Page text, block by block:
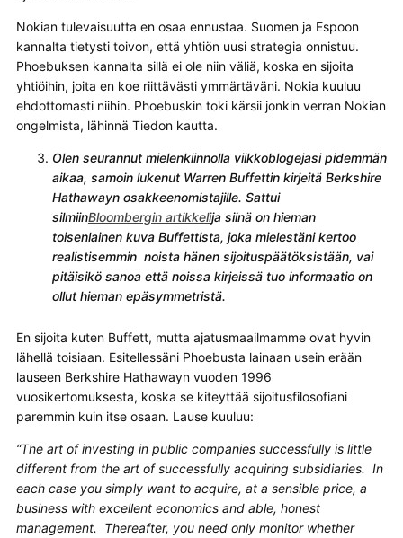
Nokian tulevaisuutta en osaa ennustaa. Suomen ja Espoon
kannalta tietysti toivon, että yhtiön uusi strategia onnistuu.
Phoebuksen kannalta sillä ei ole niin väliä, koska en sijoita
yhtiöihin, joita en koe riittävästi ymmärtäväni. Nokia kuuluu
ehdottomasti niihin. Phoebuskin toki kärsii jonkin verran Nokian
ongelmista, lähinnä Tiedon kautta.
Olen seurannut mielenkiinnolla viikkoblogejasi pidemmän
aikaa, samoin lukenut Warren Buffettin kirjeitä Berkshire
Hathawayn osakkeenomistajille. Sattui
silmiinBloombergin artikkelija siinä on hieman
toisenlainen kuva Buffettista, joka mielestäni kertoo
realistisemmin noista hänen sijoituspäätöksistään, vai
pitäisikö sanoa että noissa kirjeissä tuo informaatio on
ollut hieman epäsymmetristä.
En sijoita kuten Buffett, mutta ajatusmaailmamme ovat hyvin
lähellä toisiaan. Esitellessäni Phoebusta lainaan usein erään
lauseen Berkshire Hathawayn vuoden 1996
vuosikertomuksesta, koska se kiteyttää sijoitusfilosofiani
paremmin kuin itse osaan. Lause kuuluu:
“The art of investing in public companies successfully is little
different from the art of successfully acquiring subsidiaries. In
each case you simply want to acquire, at a sensible price, a
business with excellent economics and able, honest
management. Thereafter, you need only monitor whether